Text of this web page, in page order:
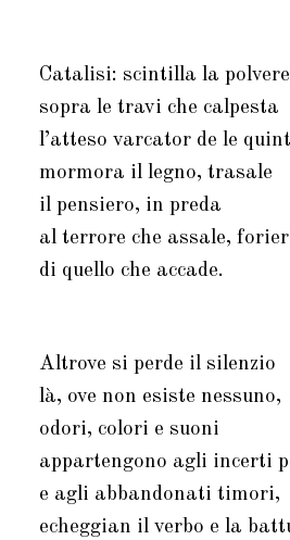
Catalisi: scintilla la polvere
sopra le travi che calpesta
l’atteso varcator de le
mormora il legno, trasale
il pensiero, in preda
al terrore che assale,
di quello che accade.
Altrove si perde il silenzio
là, ove non esiste nessuno,
odori, colori e suoni
appartengono agli incerti
e agli abbandonati timori,
echeggian il verbo e la